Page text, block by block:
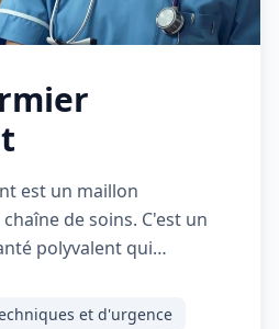
est un maillon
de soins. C'est un
polyvalent qui
visant à promouvoir,
et d'urgence